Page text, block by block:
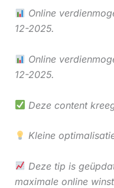
Online
12-2025.
Online
12-2025.
Deze content
Kleine
Deze tip is
maximale online